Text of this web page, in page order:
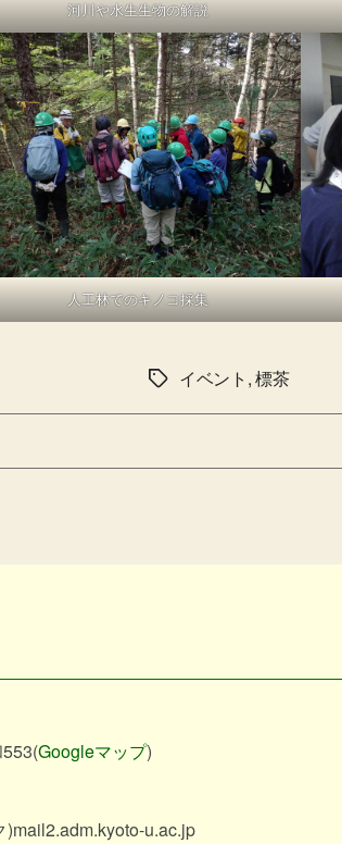
河川や水生生物の解説
人工林でのキノコ採集
タ
イベント ,標茶
Googleマップ)
u.ac.jp